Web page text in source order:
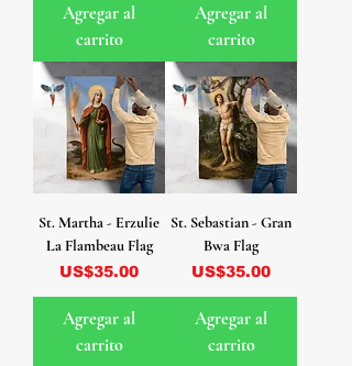
Agregar al
carrito
Agregar al
carrito
St. Martha - Erzulie
La Flambeau Flag
Precio
US$35.00
Agregar al
carrito
St. Sebastian - Gran
Bwa Flag
Precio
US$35.00
Agregar al
carrito